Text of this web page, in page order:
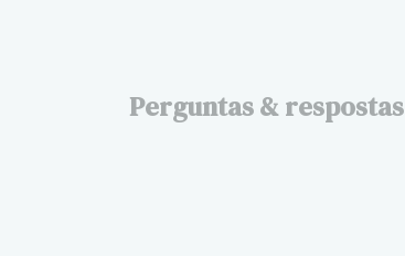
Perguntas & respostas